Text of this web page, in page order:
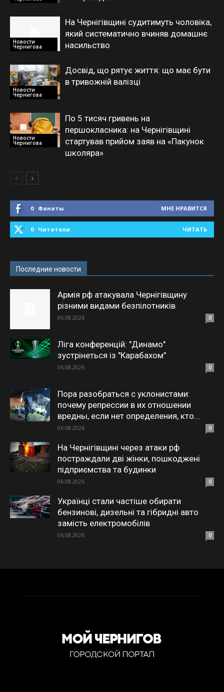
Новости
Чернигова
На Чернігівщині судитимуть чоловіка,
який систематично вчиняв домашнє
насильство
Новости
Чернигова
Досвід, що рятує життя: що має бути
в тривожній валізці
Новости
Чернигова
По 5 тисяч гривень на
першокласника: на Чернігівщині
стартував прийом заяв на «Пакунок
школяра»
0 Фанаты МНЕ НРАВИТСЯ
0 Читатели ЧИТАТЬ
Последние новости
Армія рф атакувала Чернігівщину
різними видами безпілотників
06.08.2026 0
Ліга конференцій: "Динамо"
зустрінеться із "Карабахом"
06.08.2026 0
Пора разобраться с уклонистами:
почему репрессии в их отношении
вредны, если нет определения, кто...
06.08.2026 0
На Чернігівщині через атаки рф
постраждали дві жінки, пошкоджені
підприємства та будинки
06.08.2026 0
Українці стали частіше обирати
бензинові, дизельні та гібридні авто
замість електромобілів
06.08.2026 0